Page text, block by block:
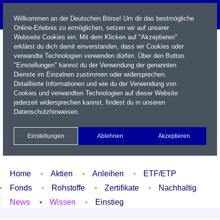
Name / WKN / ISIN / Kürzel
Xetra Realtime
Watchlist Portfolio Login
Home Aktien Anleihen
ETF/ETP
Fonds
Rohstoffe Zertifikate
Nachhaltig
News
Wissen Einstieg
Willkommen an der Deutschen Börse! Um dir das bestmögliche
Online-Erlebnis zu ermöglichen, setzen wir auf unserer
Webseite Cookies ein. Mit dem Klicken auf "Akzeptieren"
erklärst du dich damit einverstanden, dass wir Cookies oder
verwandte Technologien verwenden dürfen. Über den Button
"Einstellungen" kannst du der Verwendung der genannten
Dienste im Einzelnen zustimmen oder widersprechen.
Detaillierte Informationen und wie du der Verwendung von
Cookies und verwandten Technologien auf dieser Website
jederzeit widersprechen kannst, findest du in unseren
Datenschutzhinweisen.
Einstellungen Ablehnen Akzeptieren